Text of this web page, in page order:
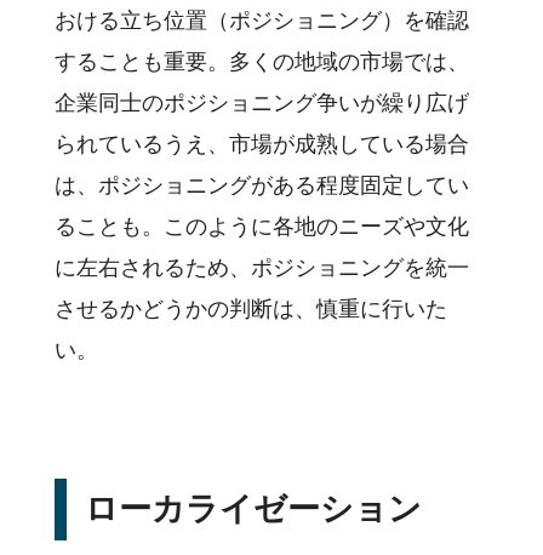
おける立ち位置（ポジショニング）を確認
することも重要。多くの地域の市場では、
企業同士のポジショニング争いが繰り広げ
られているうえ、市場が成熟している場合
は、ポジショニングがある程度固定してい
ることも。このように各地のニーズや文化
に左右されるため、ポジショニングを統一
させるかどうかの判断は、慎重に行いた
い。
ローカライゼーション